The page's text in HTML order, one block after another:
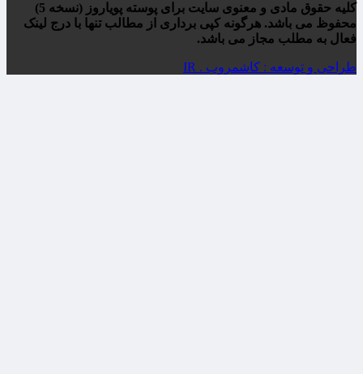
کلیه حقوق مادی و معنوی سایت برای پوسته پویاروز (نسخه 5)
محفوظ می باشد. هرگونه کپی برداری از مطالب تنها با درج لینک
فعال به مطلب مجاز می باشد.
طراحی و توسعه : کاشمروب . IR